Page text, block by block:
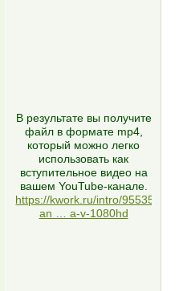
В результате вы получите
файл в формате mp4,
который можно легко
использовать как
вступительное видео на
вашем YouTube-канале.
https://kwork.ru/intro/9553541/
an … a-v-1080hd